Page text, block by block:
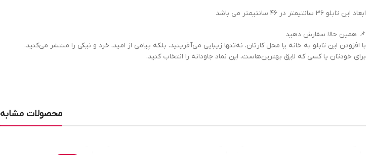
ابعاد این تابلو 36 سانتیمتر در 46 سانتیمتر می باشد
📌 همین حالا سفارش دهید
با افزودن این تابلو به خانه یا محل کارتان، نه‌تنها زیبایی می‌آفرینید، بلکه پیامی از امید، خرد و نیکی را منتشر می‌کنید.
برای خودتان یا کسی که لایق بهترین‌هاست، این نماد جاودانه را انتخاب کنید.
محصولات مشابه